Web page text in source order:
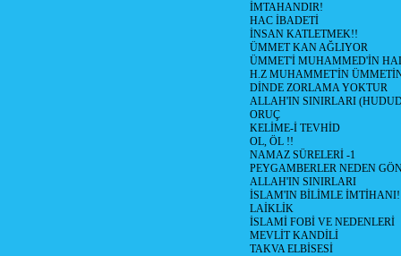
İMTAHANDIR!
HAC İBADETİ
İNSAN KATLETMEK!!
ÜMMET KAN AĞLIYOR
ÜMMET'İ MUHAMMED'İN
H.Z MUHAMMET'İN
DİNDE ZORLAMA YOKTUR
ALLAH'IN SINIRLARI
ORUÇ
KELİME-İ TEVHİD
OL, ÖL !!
NAMAZ SÜRELERİ -1
PEYGAMBERLER NEDEN
ALLAH'IN SINIRLARI
İSLAM'IN BİLİMLE İMTİHANI!
LAİKLİK
İSLAMİ FOBİ VE NEDENLERİ
MEVLİT KANDİLİ
TAKVA ELBİSESİ